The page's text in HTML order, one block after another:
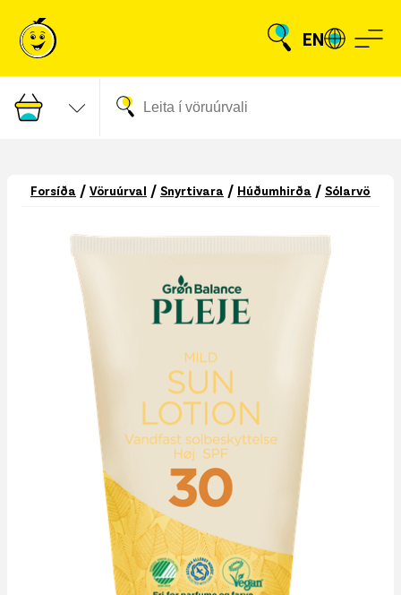
EN
Forsíða / Vöruúrval / Snyrtivara / Húðumhirða / Sólarvörur